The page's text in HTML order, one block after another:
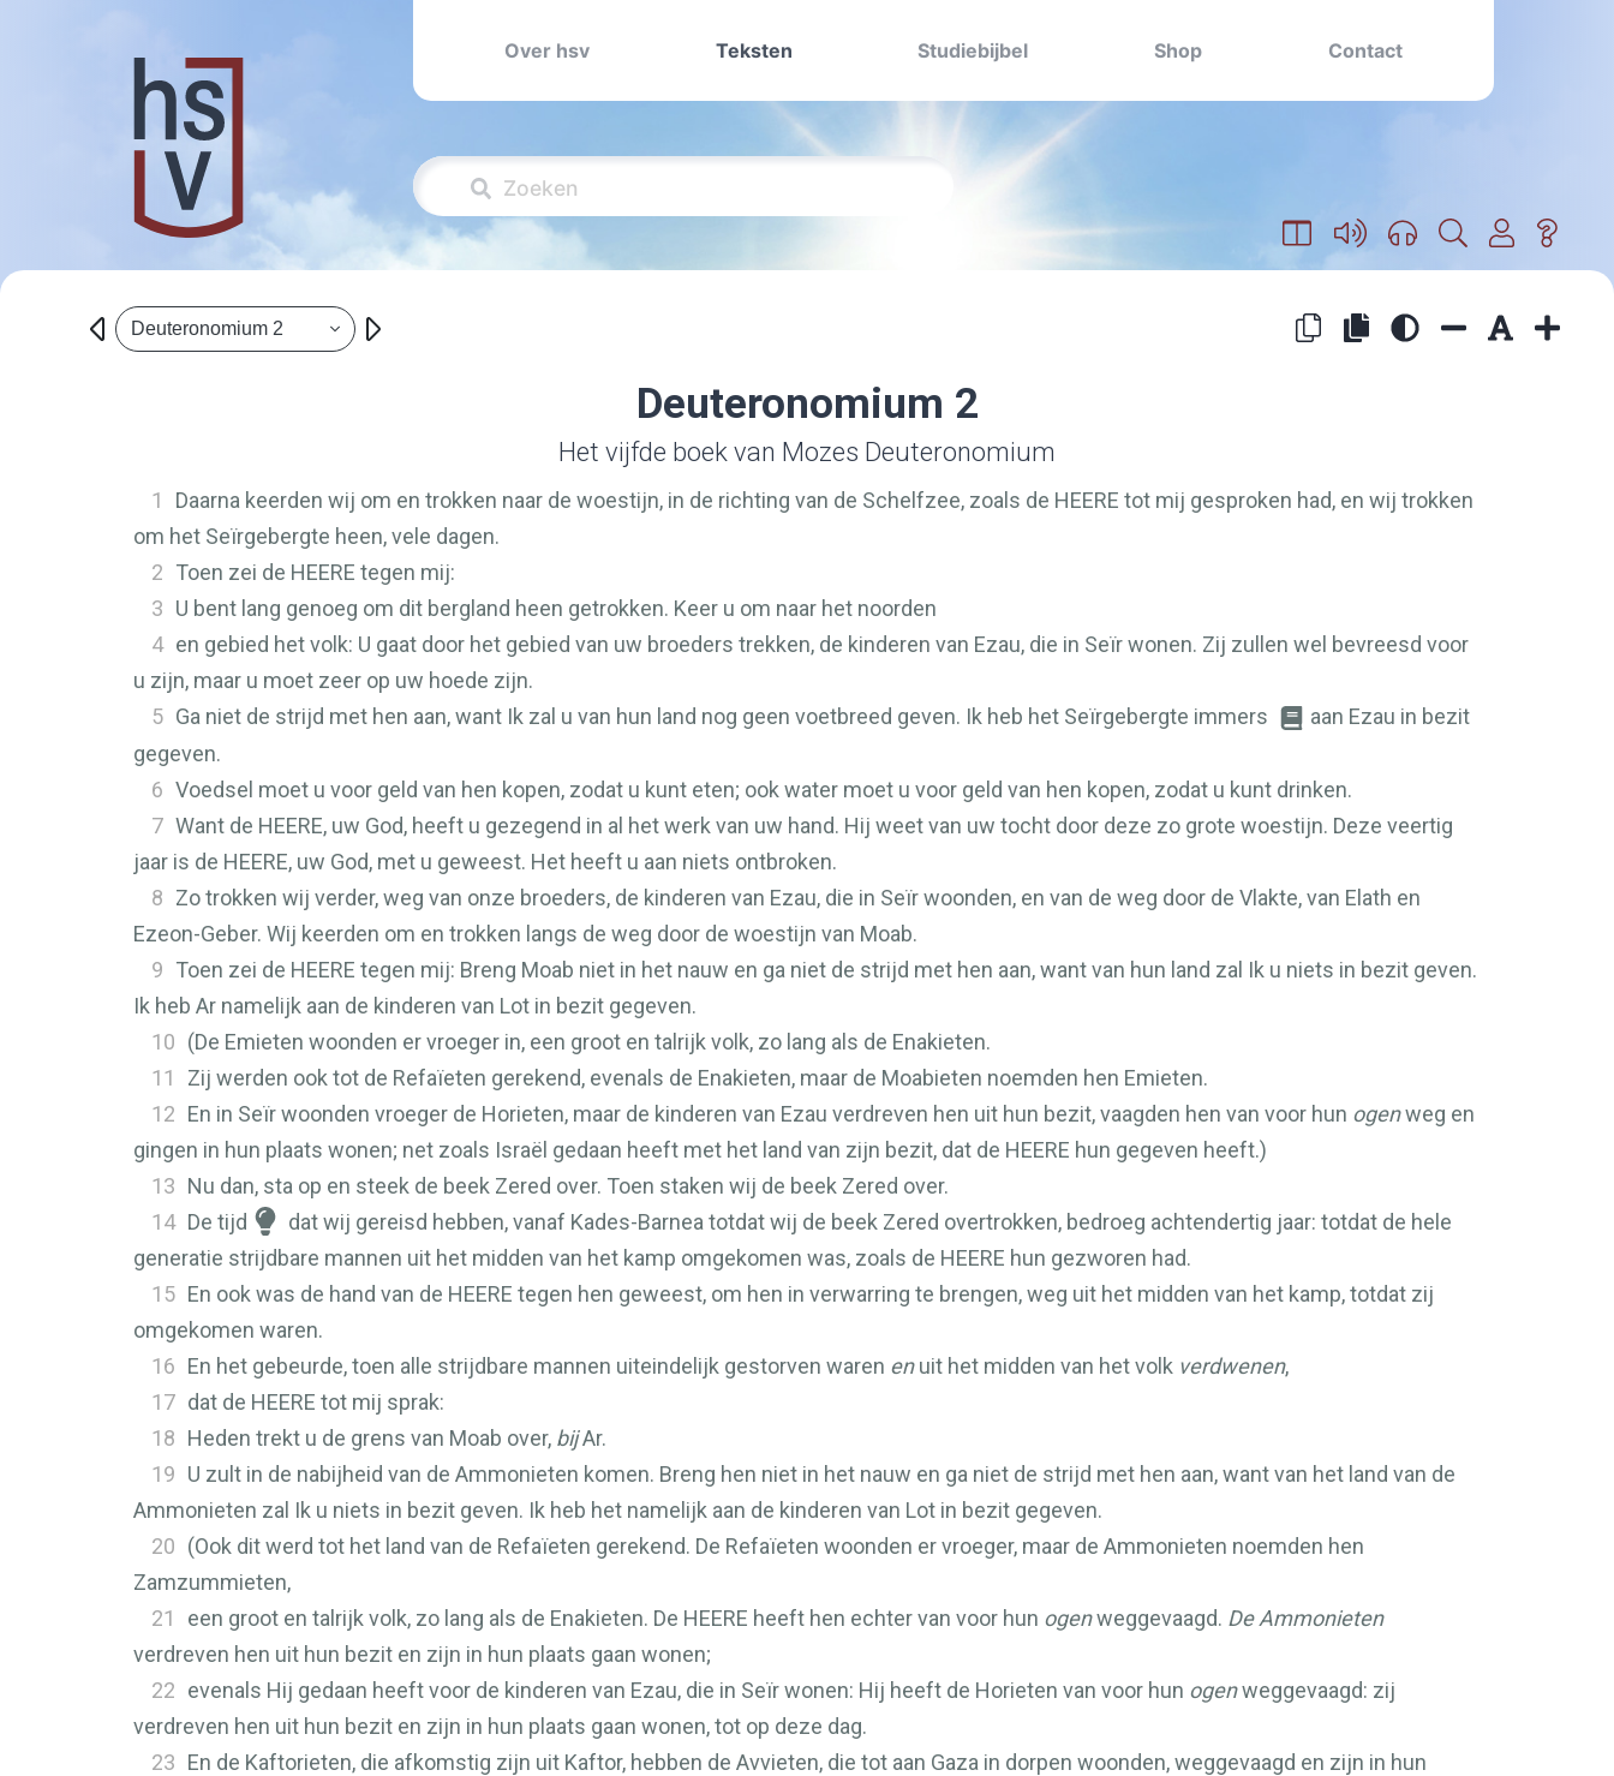
Over hsv Teksten Studiebijbel Shop Contact
Deuteronomium 2
Deuteronomium 2
Het vijfde boek van Mozes Deuteronomium
1 Daarna keerden wij om en trokken naar de woestijn, in de richting van de Schelfzee, zoals de HEERE tot mij gesproken had, en wij trokken
om het Seïrgebergte heen, vele dagen.
2 Toen zei de HEERE tegen mij:
3 U bent lang genoeg om dit bergland heen getrokken. Keer u om naar het noorden
4 en gebied het volk: U gaat door het gebied van uw broeders trekken, de kinderen van Ezau, die in Seïr wonen. Zij zullen wel bevreesd voor
u zijn, maar u moet zeer op uw hoede zijn.
5 Ga niet de strijd met hen aan, want Ik zal u van hun land nog geen voetbreed geven. Ik heb het Seïrgebergte immers
aan Ezau in bezit
gegeven.
6 Voedsel moet u voor geld van hen kopen, zodat u kunt eten; ook water moet u voor geld van hen kopen, zodat u kunt drinken.
7 Want de HEERE, uw God, heeft u gezegend in al het werk van uw hand. Hij weet van uw tocht door deze zo grote woestijn. Deze veertig
jaar is de HEERE, uw God, met u geweest. Het heeft u aan niets ontbroken.
8 Zo trokken wij verder, weg van onze broeders, de kinderen van Ezau, die in Seïr woonden, en van de weg door de Vlakte, van Elath en
Ezeon-Geber. Wij keerden om en trokken langs de weg door de woestijn van Moab.
9 Toen zei de HEERE tegen mij: Breng Moab niet in het nauw en ga niet de strijd met hen aan, want van hun land zal Ik u niets in bezit geven.
Ik heb Ar namelijk aan de kinderen van Lot in bezit gegeven.
10 (De Emieten woonden er vroeger in, een groot en talrijk volk, zo lang als de Enakieten.
11
Zij werden ook tot de Refaïeten gerekend, evenals de Enakieten, maar de Moabieten noemden hen Emieten.
12 En in Seïr woonden vroeger de Horieten, maar de kinderen van Ezau verdreven hen uit hun bezit, vaagden hen van voor hun ogenweg en
gingen in hun plaats wonen; net zoals Israël gedaan heeft met het land van zijn bezit, dat de HEERE hun gegeven heeft.)
13 Nu dan, sta op en steek de beek Zered over. Toen staken wij de beek Zered over.
14 De tijd
dat wij gereisd hebben, vanaf Kades-Barnea totdat wij de beek Zered overtrokken, bedroeg achtendertig jaar: totdat de hele
generatie strijdbare mannen uit het midden van het kamp omgekomen was, zoals de HEERE hun gezworen had.
15 En ook was de hand van de HEERE tegen hen geweest, om hen in verwarring te brengen, weg uit het midden van het kamp, totdat zij
omgekomen waren.
16 En het gebeurde, toen alle strijdbare mannen uiteindelijk gestorven waren enuit het midden van het volk verdwenen,
17 dat de HEERE tot mij sprak:
18 Heden trekt u de grens van Moab over, bijAr.
19 U zult in de nabijheid van de Ammonieten komen. Breng hen niet in het nauw en ga niet de strijd met hen aan, want van het land van de
Ammonieten zal Ik u niets in bezit geven. Ik heb het namelijk aan de kinderen van Lot in bezit gegeven.
20 (Ook dit werd tot het land van de Refaïeten gerekend. De Refaïeten woonden er vroeger, maar de Ammonieten noemden hen
Zamzummieten,
21
een groot en talrijk volk, zo lang als de Enakieten. De HEERE heeft hen echter van voor hun ogenweggevaagd. De Ammonieten
verdreven hen uit hun bezit en zijn in hun plaats gaan wonen;
22 evenals Hij gedaan heeft voor de kinderen van Ezau, die in Seïr wonen: Hij heeft de Horieten van voor hun ogenweggevaagd: zij
verdreven hen uit hun bezit en zijn in hun plaats gaan wonen, tot op deze dag.
23 En de Kaftorieten, die afkomstig zijn uit Kaftor, hebben de Avvieten, die tot aan Gaza in dorpen woonden, weggevaagd en zijn in hun